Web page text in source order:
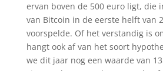
ervan boven de 500 euro ligt, die
van Bitcoin in de eerste helft van
voorspelde. Of het verstandig is
hangt ook af van het soort
we dit jaar nog een waarde van